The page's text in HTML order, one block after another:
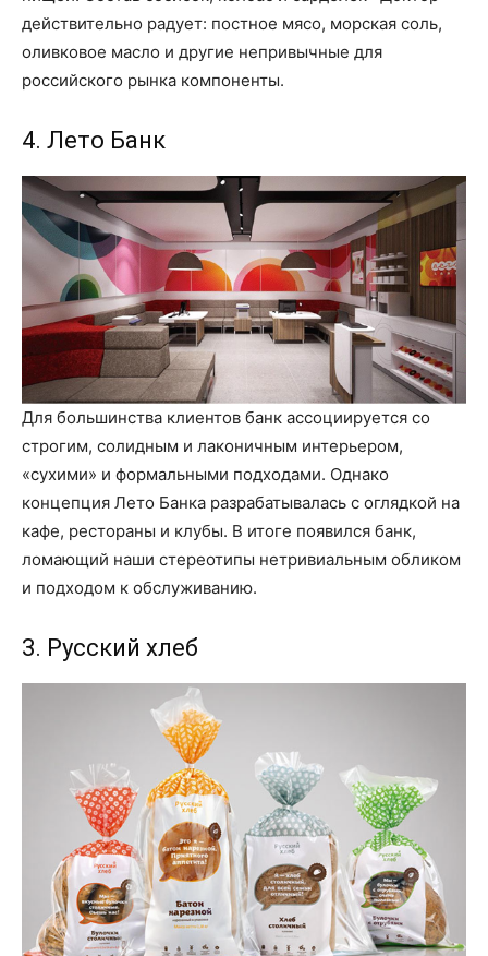
действительно радует: постное мясо, морская соль,
оливковое масло и другие непривычные для
российского рынка компоненты.
4. Лето Банк
Для большинства клиентов банк ассоциируется со
строгим, солидным и лаконичным интерьером,
«сухими» и формальными подходами. Однако
концепция Лето Банка разрабатывалась с оглядкой на
кафе, рестораны и клубы. В итоге появился банк,
ломающий наши стереотипы нетривиальным обликом
и подходом к обслуживанию.
3. Русский хлеб